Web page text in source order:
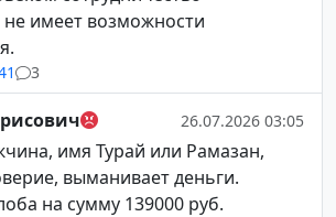
имеет возможности
3
26.07.2026 03:05
имя Турай или Рамазан,
выманивает деньги.
на сумму 139000 руб.